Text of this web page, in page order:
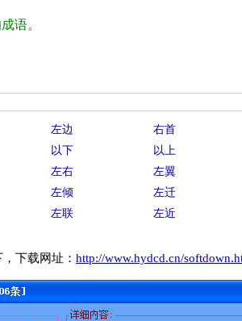
语。
左边 右首
以下 以上
左右 左翼
左倾 左迁
左联 左近
下载网址： http://www.hydcd.cn/